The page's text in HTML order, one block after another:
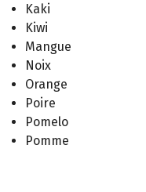
Kaki
Kiwi
Mangue
Noix
Orange
Poire
Pomelo
Pomme